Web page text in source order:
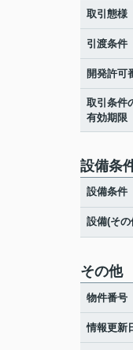
取引態様
引渡条件
開発許可
取引条件
有効期限
設備条
設備条件
設備(その
その他
物件番号
情報更新